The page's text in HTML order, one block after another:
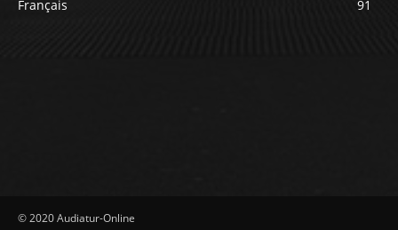
Français
91
© 2020 Audiatur-Online